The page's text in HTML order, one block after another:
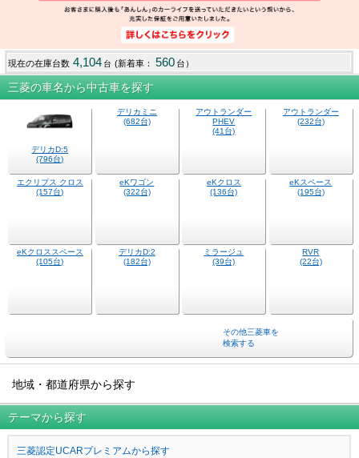
現在の在庫台数 4,104 台 (新着車： 560 台）
三菱の車名から中古車を探す
デリカD:5
(796台)
デリカミニ
(682台)
eKクロス
(136台)
eKスペース
(195台)
eKクロススペース
(105台)
デリカD:2
(182台)
ミラージュ
(39台)
RVR
(22台)
その他三菱車を
検索する
地域・都道府県から探す
テーマから探す
三菱認定UCARプレミアムから探す